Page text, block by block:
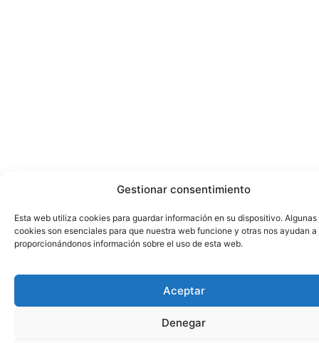
Gestionar consentimiento
Esta web utiliza cookies para guardar información en su dispositivo. Algunas
cookies son esenciales para que nuestra web funcione y otras nos ayudan a
proporcionándonos información sobre el uso de esta web.
Aceptar
Denegar